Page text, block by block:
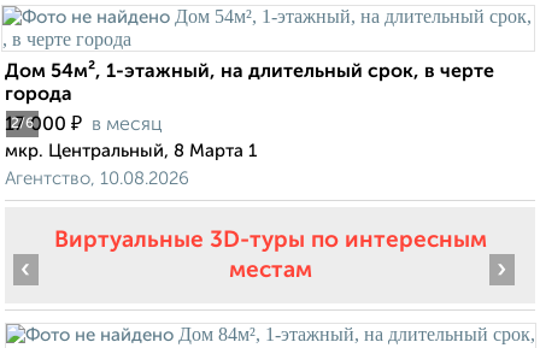
2/6
Дом 54м², 1-этажный, на длительный срок, в черте
города
17 000 ₽ в месяц
мкр. Центральный, 8 Марта 1
Агентство, 10.08.2026
Виртуальные 3D-туры по интересным
местам
‹ ›